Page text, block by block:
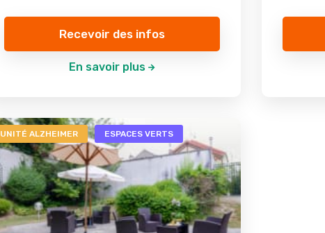
Recevoir des infos
En savoir plus
UNITÉ ALZHEIMER ESPACES VERTS